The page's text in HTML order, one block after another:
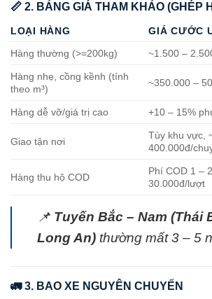
📏 2. BẢNG GIÁ THAM KHẢO (GHÉP
LOẠI HÀNG
GIÁ CƯỚC
Hàng thường (>=200kg)
~1.500 –
Hàng nhẹ, cồng kềnh (tính
theo m³)
~350.000 –
Hàng dễ vỡ/giá trị cao +10 – 15%
Giao tận nơi
Tùy khu vực,
400.000đ/
Hàng thu hộ COD
Phí COD 1 –
30.000đ/lượt
📌 Tuyến Bắc – Nam (Thái
Long An) thường mất 3 – 5
🚛 3. BAO XE NGUYÊN CHUYẾN